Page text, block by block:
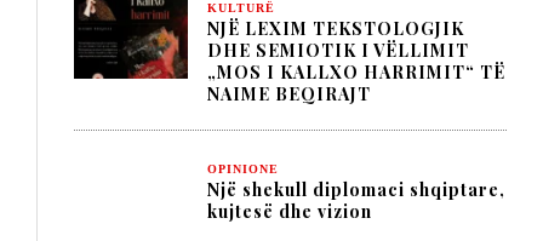
KULTURË
NJË LEXIM TEKSTOLOGJIK
DHE SEMIOTIK I VËLLIMIT
„MOS I KALLXO HARRIMIT“ TË
NAIME BEQIRAJT
OPINIONE
Një shekull diplomaci shqiptare,
kujtesë dhe vizion